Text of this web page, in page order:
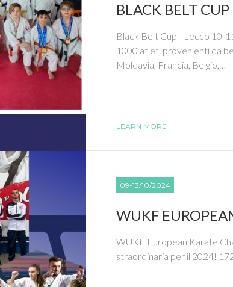
BLACK BELT
Black Belt Cup - Lecco 10-
1000 atleti provenienti da
Moldavia, Francia, Belgio,…
LEARN MORE
09-13/10/2024
WUKF
WUKF European Karate
straordinaria per il 2024!